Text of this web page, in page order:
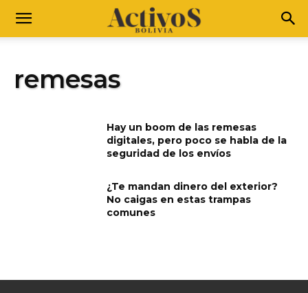
remesas
Hay un boom de las remesas
digitales, pero poco se habla de la
seguridad de los envíos
¿Te mandan dinero del exterior?
No caigas en estas trampas
comunes